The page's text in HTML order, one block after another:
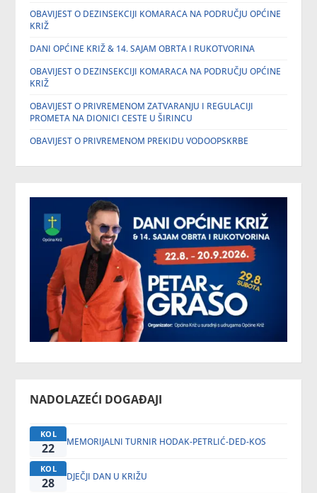
OBAVIJEST O DEZINSEKCIJI KOMARACA NA PODRUČJU OPĆINE
KRIŽ
DANI OPĆINE KRIŽ & 14. SAJAM OBRTA I RUKOTVORINA
OBAVIJEST O DEZINSEKCIJI KOMARACA NA PODRUČJU OPĆINE
KRIŽ
OBAVIJEST O PRIVREMENOM ZATVARANJU I REGULACIJI
PROMETA NA DIONICI CESTE U ŠIRINCU
OBAVIJEST O PRIVREMENOM PREKIDU VODOOPSKRBE
NADOLAZEĆI DOGAĐAJI
KOL
22 MEMORIJALNI TURNIR HODAK-PETRLIĆ-DED-KOS
KOL
28 DJEČJI DAN U KRIŽU